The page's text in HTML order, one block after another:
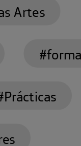
Artes